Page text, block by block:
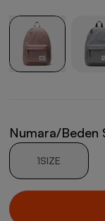
Numara/Beden
1SIZE